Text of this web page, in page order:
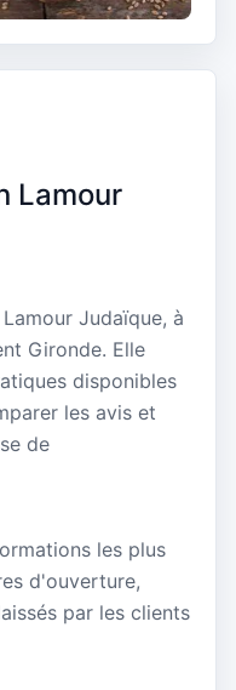
Lamour
Judaïque, à
Gironde. Elle
disponibles
les avis et
de
les plus
d'ouverture,
par les clients